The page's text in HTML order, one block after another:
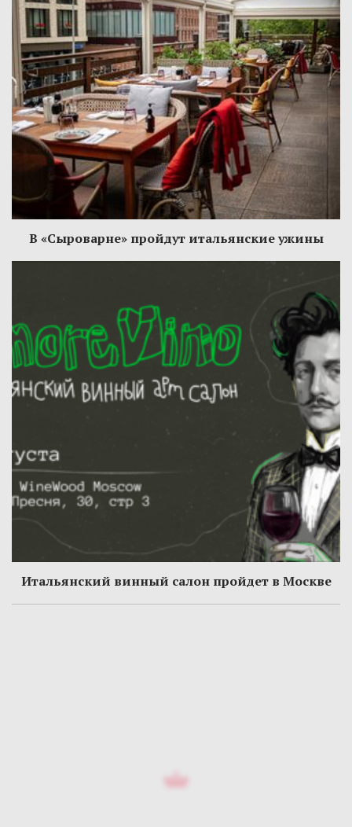
В «Сыроварне» пройдут итальянские ужины
Итальянский винный салон пройдет в Москве